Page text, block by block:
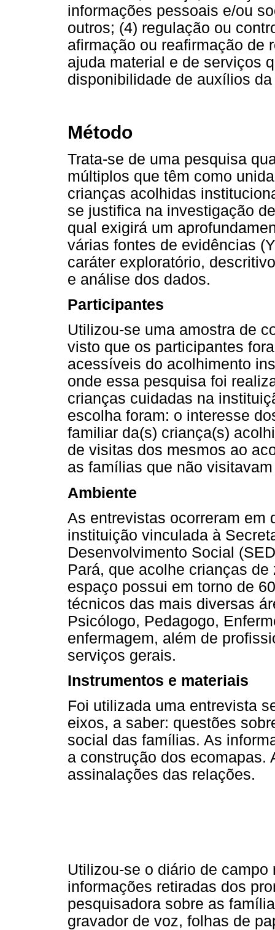
informações pessoais e/ou
outros; (4) regulação ou
afirmação ou reafirmação de
ajuda material e de serviços
disponibilidade de auxílios
Método
Trata-se de uma pesquisa
múltiplos que têm como
crianças acolhidas
se justifica na investigação
qual exigirá um
várias fontes de evidências
caráter exploratório,
e análise dos dados.
Participantes
Utilizou-se uma amostra de
visto que os participantes
acessíveis do acolhimento
onde essa pesquisa foi
crianças cuidadas na
escolha foram: o interesse
familiar da(s) criança(s)
de visitas dos mesmos ao
as famílias que não
Ambiente
As entrevistas ocorreram em
instituição vinculada à
Desenvolvimento Social
Pará, que acolhe crianças
espaço possui em torno de
técnicos das mais diversas
Psicólogo, Pedagogo,
enfermagem, além de
serviços gerais.
Instrumentos e materiais
Foi utilizada uma entrevista
eixos, a saber: questões
social das famílias. As
a construção dos ecomapas.
assinalações das relações.
Utilizou-se o diário de
informações retiradas dos
pesquisadora sobre as
gravador de voz, folhas de